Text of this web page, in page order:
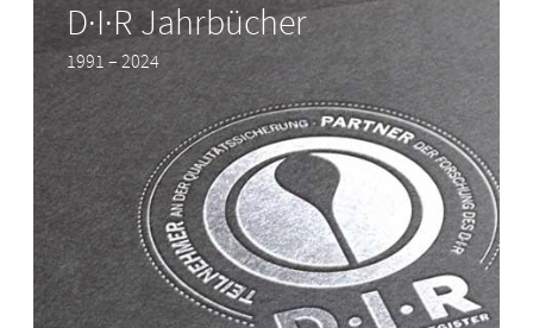
D·I·R Jahrbücher
1991 – 2024